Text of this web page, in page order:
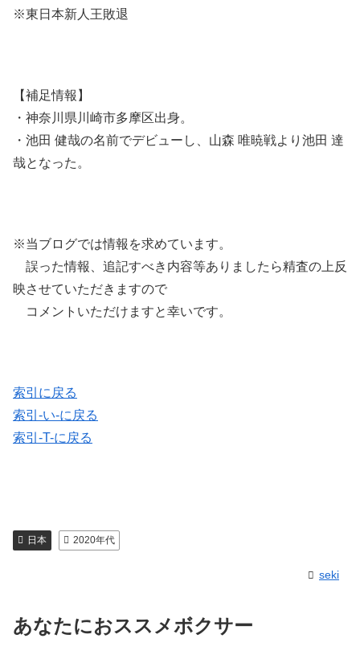
※東日本新人王敗退
【補足情報】
・神奈川県川崎市多摩区出身。
・池田 健哉の名前でデビューし、山森 唯暁戦より池田 達
哉となった。
※当ブログでは情報を求めています。
誤った情報、追記すべき内容等ありましたら精査の上反
映させていただきますので
コメントいただけますと幸いです。
索引に戻る
索引-い-に戻る
索引-T-に戻る
日本 2020年代
seki
あなたにおススメボクサー